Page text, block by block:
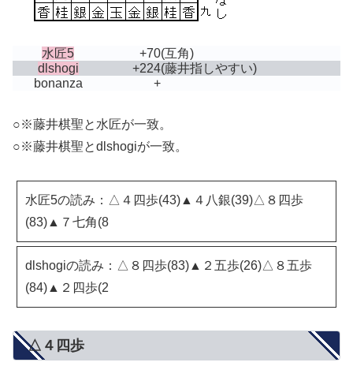
水匠5 +70(互角)
dlshogi
+224(藤井指しやすい)
bonanza
+
○※藤井棋聖と水匠が一致。
○※藤井棋聖とdlshogiが一致。
水匠5の読み：△４四歩(43)▲４八銀(39)△８四歩
(83)▲７七角(8
dlshogiの読み：△８四歩(83)▲２五歩(26)△８五歩
(84)▲２四歩(2
△４四歩